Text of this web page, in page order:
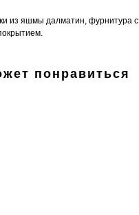
из яшмы далматин, фурнитура с
понравиться